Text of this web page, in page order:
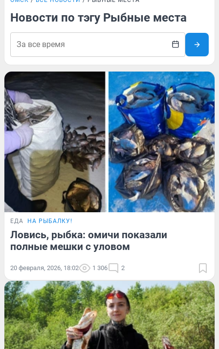
Новости по тэгу Рыбные места
ЕДА НА РЫБАЛКУ!
Ловись, рыбка: омичи показали
полные мешки с уловом
20 февраля, 2026, 18:02 1 306 2